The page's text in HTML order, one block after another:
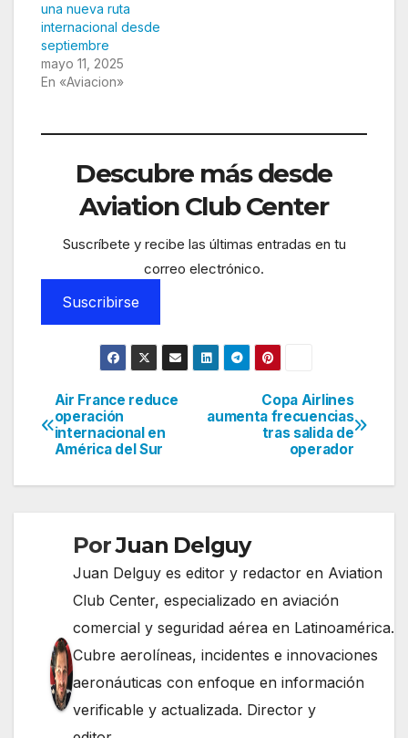
una nueva ruta
internacional desde
septiembre
mayo 11, 2025
En «Aviacion»
Descubre más desde
Aviation Club Center
Suscríbete y recibe las últimas entradas en tu
correo electrónico.
Suscribirse
Navegación
de
entradas
Copa Airlines
aumenta frecuencias
tras salida de
operador
Air France reduce
operación
internacional en
América del Sur
PorJuan Delguy
Juan Delguy es editor y redactor en Aviation
Club Center, especializado en aviación
comercial y seguridad aérea en Latinoamérica.
Cubre aerolíneas, incidentes e innovaciones
aeronáuticas con enfoque en información
verificable y actualizada. Director y